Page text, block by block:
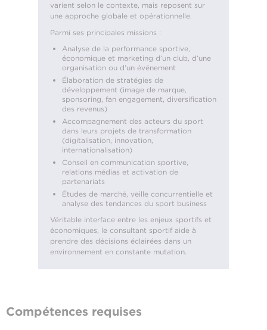
varient selon le contexte, mais reposent sur
une approche globale et opérationnelle.
Parmi ses principales missions :
Analyse de la performance sportive,
économique et marketing d’un club, d’une
organisation ou d’un événement
Élaboration de stratégies de
développement (image de marque,
sponsoring, fan engagement, diversification
des revenus)
Accompagnement des acteurs du sport
dans leurs projets de transformation
(digitalisation, innovation,
internationalisation)
Conseil en communication sportive,
relations médias et activation de
partenariats
Études de marché, veille concurrentielle et
analyse des tendances du sport business
Véritable interface entre les enjeux sportifs et
économiques, le consultant sportif aide à
prendre des décisions éclairées dans un
environnement en constante mutation.
Compétences requises